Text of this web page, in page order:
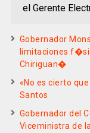
el Gerente
Gobernador
limitaciones
Chiriguan�
«No es cierto
Santos
Gobernador del
Viceministra de